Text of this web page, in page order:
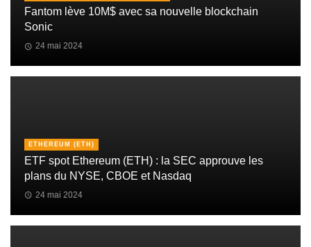
Fantom lève 10M$ avec sa nouvelle blockchain
Sonic
24 mai 2024
ETHEREUM (ETH)
ETF spot Ethereum (ETH) : la SEC approuve les
plans du NYSE, CBOE et Nasdaq
24 mai 2024